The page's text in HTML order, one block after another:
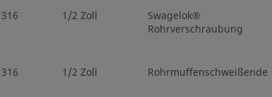
1/2 Zoll
Swagelok®
Rohrverschraubung
1/2 Zoll Rohrmuffenschweißende